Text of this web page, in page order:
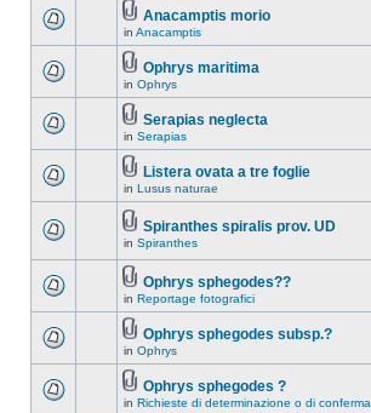
Anacamptis morio
in Anacamptis
Ophrys maritima
in Ophrys
Serapias neglecta
in Serapias
Listera ovata a tre foglie
in Lusus naturae
Spiranthes spiralis prov. UD
in Spiranthes
Ophrys sphegodes??
in Reportage fotografici
Ophrys sphegodes subsp.?
in Ophrys
Ophrys sphegodes ?
in Richieste di determinazione o di conferma